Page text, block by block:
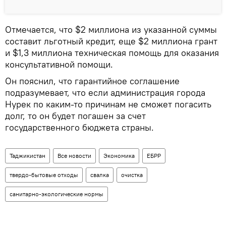
Отмечается, что $2 миллиона из указанной суммы
составит льготный кредит, еще $2 миллиона грант
и $1,3 миллиона техническая помощь для оказания
консультативной помощи.
Он пояснил, что гарантийное соглашение
подразумевает, что если администрация города
Нурек по каким-то причинам не сможет погасить
долг, то он будет погашен за счет
государственного бюджета страны.
Таджикистан Все новости Экономика ЕБРР
твердо-бытовые отходы свалка очистка
санитарно-экологические нормы